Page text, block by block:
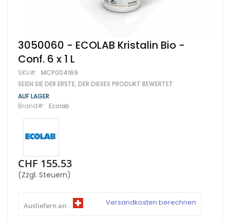
Zum
Anfang
der
Bildgalerie
springen
3050060 - ECOLAB Kristalin Bio -
Conf. 6 x 1 L
SKU MCP004169
SEIEN SIE DER ERSTE, DER DIESES PRODUKT BEWERTET
AUF LAGER
Brand
Ecolab
CHF 155.53
(Zzgl. Steuern)
Ausliefern an Versandkosten berechnen